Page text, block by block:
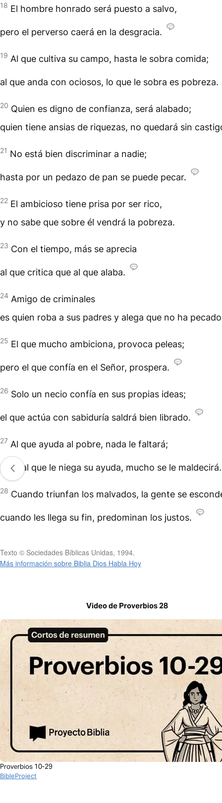
18 El hombre honrado será puesto a salvo,
pero el perverso caerá en la desgracia.
19 Al que cultiva su campo, hasta le sobra comida;
al que anda con ociosos, lo que le sobra es pobreza.
20 Quien es digno de confianza, será alabado;
quien tiene ansias de riquezas, no quedará sin
21 No está bien discriminar a nadie;
hasta por un pedazo de pan se puede pecar.
22 El ambicioso tiene prisa por ser rico,
y no sabe que sobre él vendrá la pobreza.
23 Con el tiempo, más se aprecia
al que critica que al que alaba.
24 Amigo de criminales
es quien roba a sus padres y alega que no ha
25 El que mucho ambiciona, provoca peleas;
pero el que confía en el Señor, prospera.
26 Solo un necio confía en sus propias ideas;
el que actúa con sabiduría saldrá bien librado.
27 Al que ayuda al pobre, nada le faltará;
pero al que le niega su ayuda, mucho se le maldecirá.
28 Cuando triunfan los malvados, la gente se
cuando les llega su fin, predominan los justos.
Texto © Sociedades Bíblicas Unidas, 1994.
Más información sobre Biblia Dios Habla Hoy
Video de Proverbios 28
Proverbios 10-29
BibleProject